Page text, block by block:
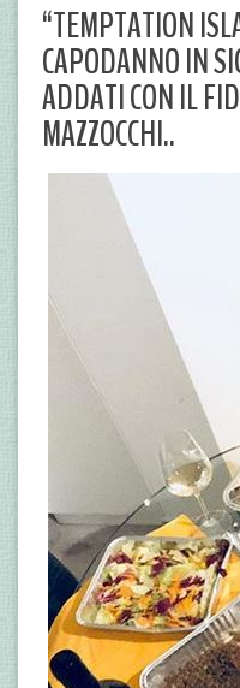
“TEMPTATION
CAPODANNO IN
ADDATI CON IL
MAZZOCCHI..